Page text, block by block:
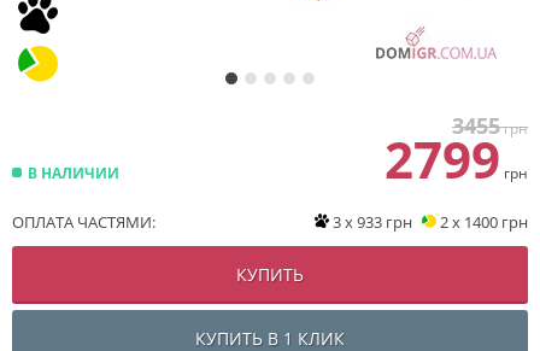
В НАЛИЧИИ
3455грн
2799 грн
ОПЛАТА ЧАСТЯМИ: 3 x 933 грн 2 x 1400 грн
КУПИТЬ
КУПИТЬ В 1 КЛИК